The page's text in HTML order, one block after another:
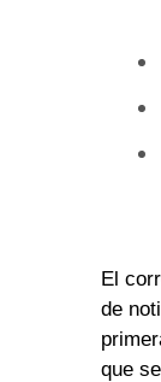
El
de
que